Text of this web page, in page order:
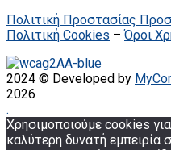
Πολιτική Προστασίας
Πολιτική Cookies –Όροι
2024 © Developed by
2026
.
Χρησιμοποιούμε cookies
καλύτερη δυνατή εμπειρία